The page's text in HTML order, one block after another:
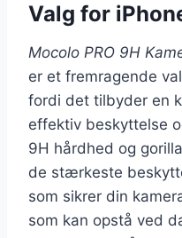
Valg for
Mocolo PRO 9H
er et fremragende
fordi det tilbyder en
effektiv beskyttelse
9H hårdhed og
de stærkeste
som sikrer din
som kan opstå ved